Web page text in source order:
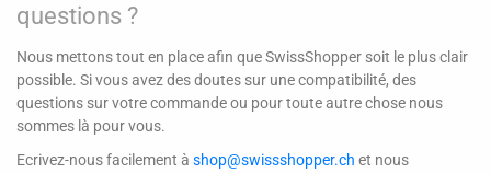
questions ?
Nous mettons tout en place afin que SwissShopper soit le plus clair
possible. Si vous avez des doutes sur une compatibilité, des
questions sur votre commande ou pour toute autre chose nous
sommes là pour vous.
Ecrivez-nous facilement à shop@swissshopper.ch et nous